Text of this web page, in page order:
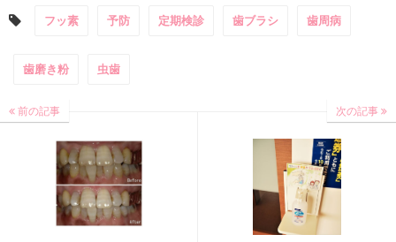
フッ素 予防 定期検診 歯ブラシ 歯周病
歯磨き粉 虫歯
前の記事 次の記事